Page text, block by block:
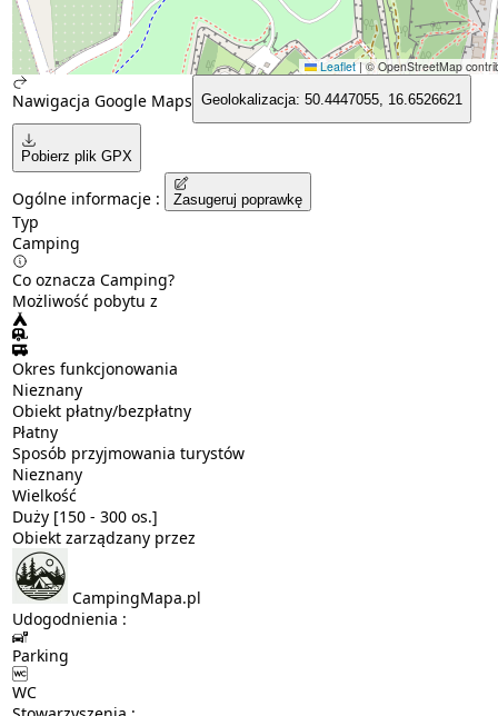
Leaflet |© OpenStreetMap
Nawigacja Google Maps Geolokalizacja: 50.4447055, 16.6526621
Pobierz plik GPX
Ogólne informacje : Zasugeruj poprawkę
Typ
Camping
Co oznacza Camping?
Możliwość pobytu z
Okres funkcjonowania
Nieznany
Obiekt płatny/bezpłatny
Płatny
Sposób przyjmowania turystów
Nieznany
Wielkość
Duży [150 - 300 os.]
Obiekt zarządzany przez
CampingMapa.pl
Udogodnienia :
Parking
WC